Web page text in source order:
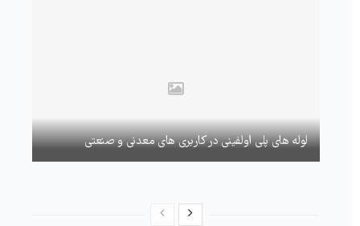
لوله های پلی اولفینی در کاربری های معدنی و صنعتی